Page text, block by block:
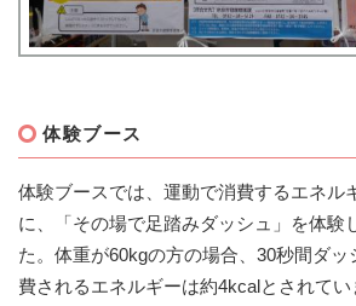
体験ブース
体験ブースでは、運動で消費するエネル
に、「その場で足踏みダッシュ」を体験
た。体重が60kgの方の場合、30秒間ダッ
費されるエネルギーは約4kcalとされて